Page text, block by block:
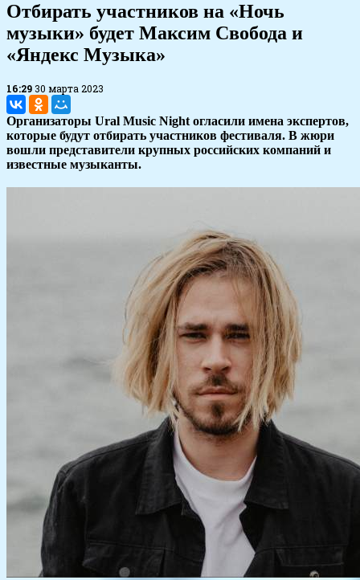
Отбирать участников на «Ночь
музыки» будет Максим Свобода и
«Яндекс Музыка»
16:29 30 марта 2023
Организаторы Ural Music Night огласили имена экспертов,
которые будут отбирать участников фестиваля. В жюри
вошли представители крупных российских компаний и
известные музыканты.